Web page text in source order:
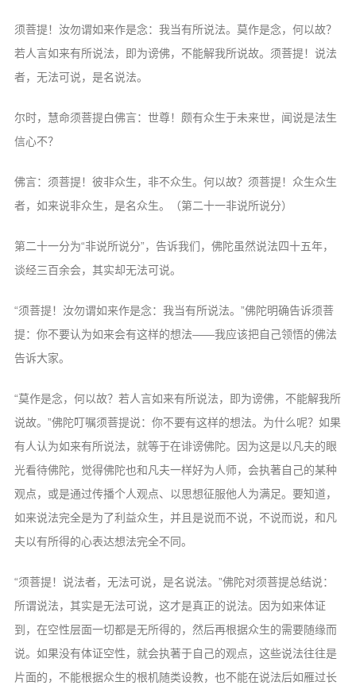
须菩提！汝勿谓如来作是念：我当有所说法。莫作是念，何以故？
若人言如来有所说法，即为谤佛，不能解我所说故。须菩提！ 说法
者，无法可说，是名说法。
尔时，慧命须菩提白佛言：世尊！颇有众生于未来世，闻说是法生
信心不？
佛言：须菩提！彼非众生，非不众生。 何以故？须菩提！众生众生
者，如来说非众生，是名众生。（第二十一非说所说分）
第二十一分为“非说所说分”，告诉我们，佛陀虽然说法四十五年，
谈经三百余会， 其实却无法可说。
“须菩提！汝勿谓如来作是念：我当有所说法。”佛陀明确告诉须菩
提：你不要认为如来会有这样的想法——我应该把自己领悟的佛法
告诉大家。
“莫作是念，何以故？若人言如来有所说法，即为谤佛，不能解我所
说故。”佛陀叮嘱须菩提说：你不要有这样的想法。为什么呢？如果
有人认为如来有所说法，就等于在诽谤佛陀。因为这是以凡夫的眼
光看待佛陀，觉得佛陀也和凡夫一样好为人师，会执著自己的某种
观点，或是通过传播个人观点、
以思想征服他人为满足。要知道，
如来说法完全是为了利益众生，并且是说而不说，不说而说，和凡
夫以有所得的心表达想法完全不同。
“须菩提！说法者，无法可说，是名说法。”佛陀对须菩提总结说：
所谓说法，其实是无法可说，这才是真正的说法。因为如来体证
到，在空性层面一切都是无所得的， 然后再根据众生的需要随缘而
说。如果没有体证空性，就会执著于自己的观点，这些说法往往是
片面的，不能根据众生的根机随类设教，也不能在说法后如雁过长